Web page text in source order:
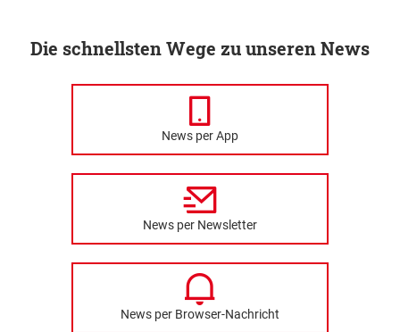
Die schnellsten Wege zu unseren News
News per App
News per Newsletter
News per Browser-Nachricht